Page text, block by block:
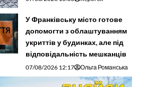
У Франківську місто готове
допомогти з облаштуванням
укриттів у будинках, але під
відповідальність мешканців
07/08/2026 12:17 Ольга Романська